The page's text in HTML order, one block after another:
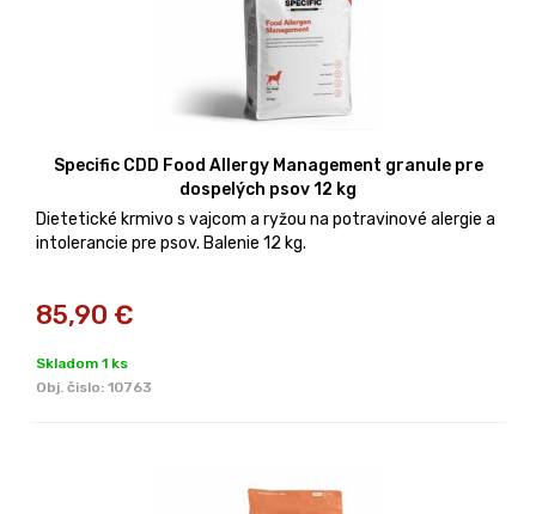
Specific CDD Food Allergy Management granule pre
dospelých psov 12 kg
Dietetické krmivo s vajcom a ryžou na potravinové alergie a
intolerancie pre psov. Balenie 12 kg.
85,90 €
Skladom 1 ks
Obj. čislo: 10763